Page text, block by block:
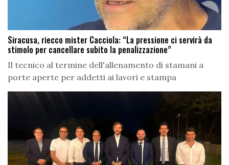
Siracusa, riecco mister Cacciola: “La pressione ci servirà da
stimolo per cancellare subito la penalizzazione”
Il tecnico al termine dell'allenamento di stamani a
porte aperte per addetti ai lavori e stampa